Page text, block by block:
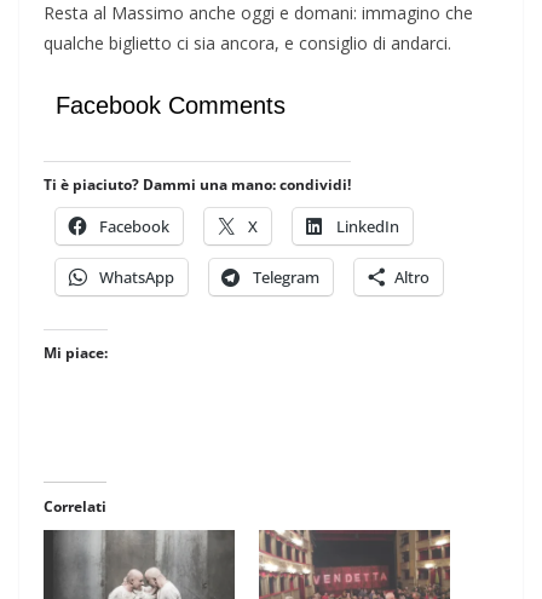
Resta al Massimo anche oggi e domani: immagino che
qualche biglietto ci sia ancora, e consiglio di andarci.
Facebook Comments
Ti è piaciuto? Dammi una mano: condividi!
Facebook X LinkedIn
WhatsApp Telegram Altro
Mi piace:
Correlati